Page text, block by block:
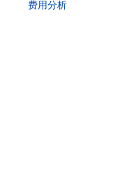
费用分析